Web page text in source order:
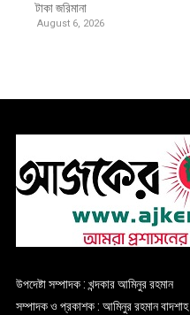
টাকা জরিমানা
August 6, 2026
উপদেষ্টা সম্পাদক : খন্দকার আমিনুর রহমান
সম্পাদক ও প্রকাশক : আমিনুর রহমান বাদশাহ